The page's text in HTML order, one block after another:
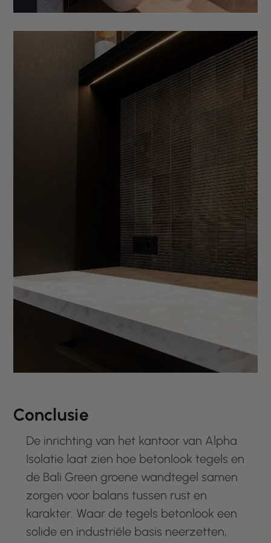
Conclusie
De inrichting van het kantoor van Alpha
Isolatie laat zien hoe betonlook tegels en
de Bali Green groene wandtegel samen
zorgen voor balans tussen rust en
karakter. Waar de tegels betonlook een
solide en industriële basis neerzetten,